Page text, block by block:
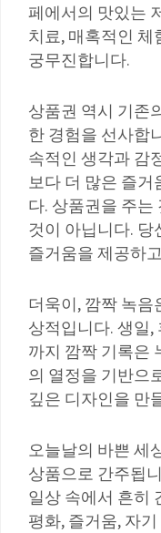
페에서의 맛있는
치료, 매혹적인 체
궁무진합니다.
상품권 역시 기존
한 경험을 선사합
속적인 생각과 감
보다 더 많은 즐거
다. 상품권을 주는
것이 아닙니다. 당
즐거움을 제공하
더욱이, 깜짝 녹음
상적입니다. 생일,
까지 깜짝 기록은
의 열정을 기반으
깊은 디자인을 만
오늘날의 바쁜 세
상품으로 간주됩
일상 속에서 흔히
평화, 즐거움, 자